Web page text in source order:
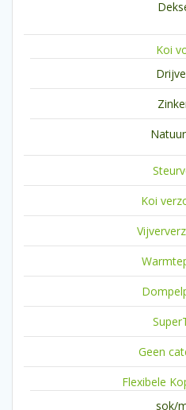
Koi
Koi
Geen
Flexibele
sok/